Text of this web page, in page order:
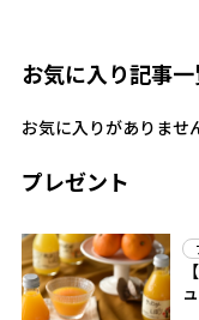
お気に入り記事
お気に入りがありませ
プレゼント